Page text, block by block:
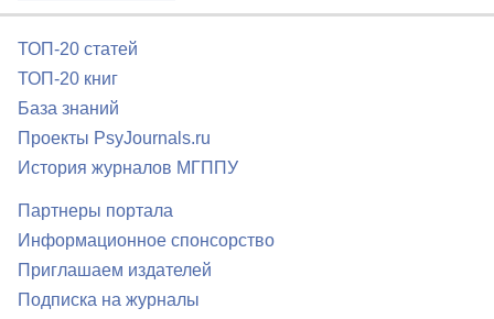
ТОП-20 статей
ТОП-20 книг
База знаний
Проекты PsyJournals.ru
История журналов МГППУ
Партнеры портала
Информационное спонсорство
Приглашаем издателей
Подписка на журналы